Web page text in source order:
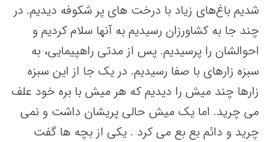
شدیم باغ‌های زیاد با درخت های پر شکوفه دیدیم. در
چند جا به کشاورزان رسیدیم به آنها سلام کردیم و
احوالشان را پرسیدیم. پس از مدتی راهپیمایی، به
سبزه زارهای با صفا رسیدیم. در یک جا از این سبزه
زارها چند میش را دیدیم که هر میش با بره خود علف
می چرید. اما یک میش حالی پریشان داشت و نمی
چرید و دائم بع بع می کرد . یکی از بچه ها گفت